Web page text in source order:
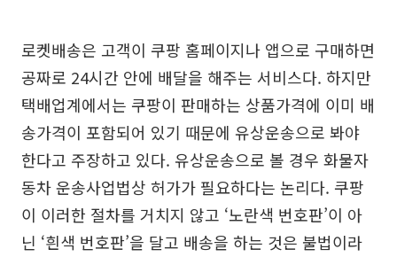
로켓배송은 고객이 쿠팡 홈페이지나 앱으로 구매하면
공짜로 24시간 안에 배달을 해주는 서비스다. 하지만
택배업계에서는 쿠팡이 판매하는 상품가격에 이미 배
송가격이 포함되어 있기 때문에 유상운송으로 봐야
한다고 주장하고 있다. 유상운송으로 볼 경우 화물자
동차 운송사업법상 허가가 필요하다는 논리다. 쿠팡
이 이러한 절차를 거치지 않고 ‘노란색 번호판’이 아
닌 ‘흰색 번호판’을 달고 배송을 하는 것은 불법이라